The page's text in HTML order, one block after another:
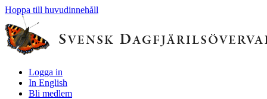
Hoppa till huvudinnehåll
Logga in
In English
Bli medlem